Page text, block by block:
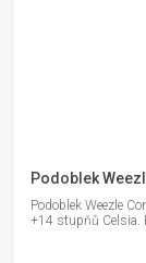
Podoblek
Podoblek Weezle
+14 stupňů Celsia.